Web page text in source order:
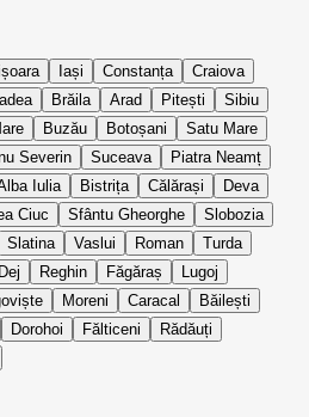
Iași Constanța
Craiova
Brăila Arad Pitești
Sibiu
Buzău Botoșani
Satu Mare
Severin Suceava
Piatra Neamț
Iulia Bistrița Călărași
Deva
Ciuc Sfântu Gheorghe
Slobozia
Slatina Vaslui Roman
Turda
Dej Reghin Făgăraș
Lugoj
Moreni Caracal
Băilești
Dorohoi Fălticeni
Rădăuți